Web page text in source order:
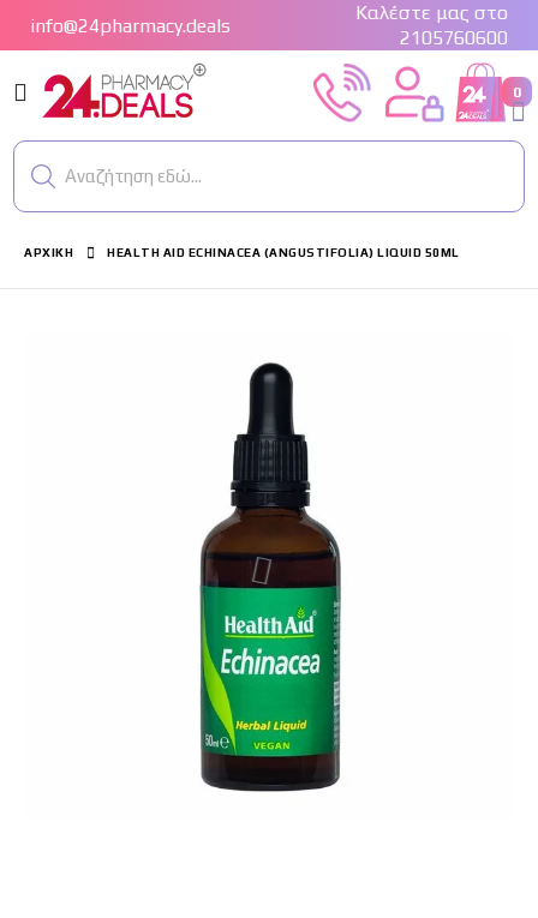
info@24pharmacy.deals
Καλέστε μας στο
2105760600
Εναλλαγή
Πλοήγησης
Cart
0
Αναζήτηση εδώ...
ΑΡΧΙΚΉ HEALTH AID ECHINACEA (ANGUSTIFOLIA) LIQUID 50ML